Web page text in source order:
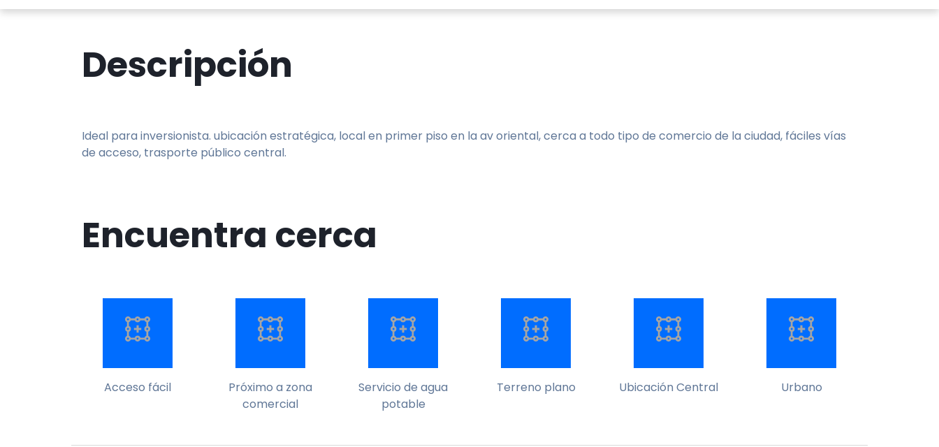
Descripción
Ideal para inversionista. ubicación estratégica, local en primer piso en la av oriental, cerca a todo tipo de comercio de la ciudad, fáciles vías
de acceso, trasporte público central.
Encuentra cerca
Acceso fácil
Próximo a zona
comercial
Servicio de agua
potable
Terreno plano Ubicación Central Urbano